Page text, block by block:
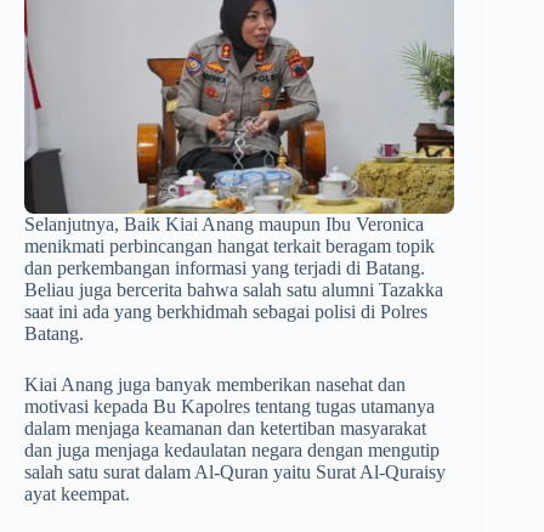
Selanjutnya, Baik Kiai Anang maupun Ibu Veronica
menikmati perbincangan hangat terkait beragam topik
dan perkembangan informasi yang terjadi di Batang.
Beliau juga bercerita bahwa salah satu alumni Tazakka
saat ini ada yang berkhidmah sebagai polisi di Polres
Batang.
Kiai Anang juga banyak memberikan nasehat dan
motivasi kepada Bu Kapolres tentang tugas utamanya
dalam menjaga keamanan dan ketertiban masyarakat
dan juga menjaga kedaulatan negara dengan mengutip
salah satu surat dalam Al-Quran yaitu Surat Al-Quraisy
ayat keempat.